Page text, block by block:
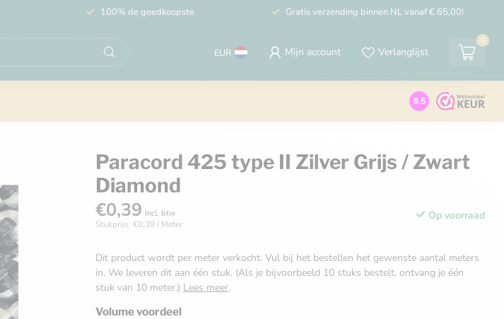
100% de goedkoopste Gratis verzending binnen NL vanaf € 65,00!
EUR Mijn account Verlanglijst
0
9.5
Paracord 425 type II Zilver Grijs / Zwart
Diamond
€0,39 Incl. btw
Stukprijs: €0,39 / Meter
Op voorraad
Dit product wordt per meter verkocht. Vul bij het bestellen het gewenste aantal meters
in. We leveren dit aan één stuk. (Als je bijvoorbeeld 10 stuks bestelt, ontvang je één
stuk van 10 meter.) Lees meer.
Volume voordeel